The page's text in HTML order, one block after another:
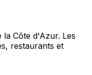
la Côte d'Azur. Les
restaurants et